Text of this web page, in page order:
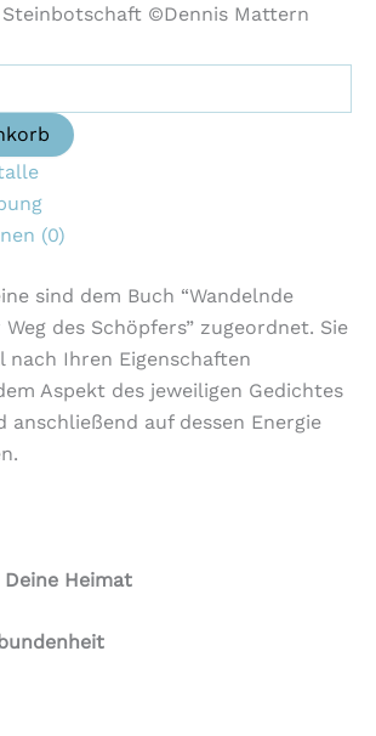
©Dennis Mattern
(0)
sind dem Buch “Wandelnde
des Schöpfers” zugeordnet. Sie
nach Ihren Eigenschaften
Aspekt des jeweiligen Gedichtes
anschließend auf dessen Energie
Deine Heimat